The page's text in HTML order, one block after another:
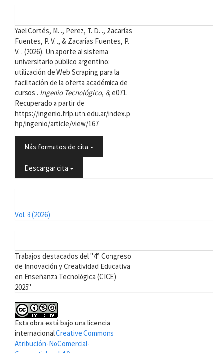
del
artículo
Yael Cortés, M. ., Perez, T. D. ., Zacarías
Fuentes, P. V. ., & Zacarías Fuentes, P.
V. . (2026). Un aporte al sistema
universitario público argentino:
utilización de Web Scraping para la
facilitación de la oferta académica de
cursos . Ingenio Tecnológico, 8, e071.
Recuperado a partir de
https://ingenio.frlp.utn.edu.ar/index.p
hp/ingenio/article/view/167
Más formatos de cita
Descargar cita
Vol. 8 (2026)
Trabajos destacados del "4° Congreso
de Innovación y Creatividad Educativa
en Enseñanza Tecnológica (CICE)
2025"
Esta obra está bajo una licencia
internacionalCreative Commons
Atribución-NoComercial-